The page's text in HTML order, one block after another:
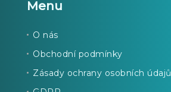
Menu
O nás
Obchodní podmínky
Zásady ochrany osobních údajů